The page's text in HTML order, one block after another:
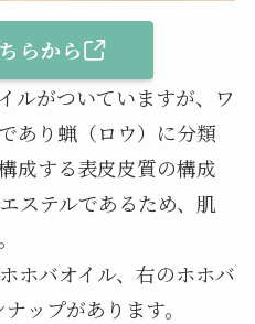
らから
ルがついていますが、ワ
あり蝋（ロウ）に分類
成する表皮皮質の構成
ステルであるため、肌
ホバオイル、右のホホバ
ップがあります。